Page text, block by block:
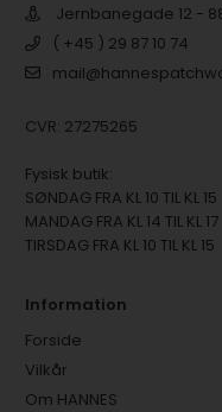
Jernbanegade 12 -
( +45 ) 29 87 10 74
CVR: 27275265
Fysisk butik:
SØNDAG FRA KL 10 TIL KL 15
MANDAG FRA KL 14 TIL KL 17
TIRSDAG FRA KL 10 TIL KL 15
Information
Forside
Vilkår
Om HANNES